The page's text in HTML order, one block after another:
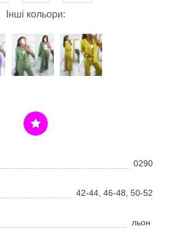
Інші кольори:
0290
42-44, 46-48, 50-52
льон